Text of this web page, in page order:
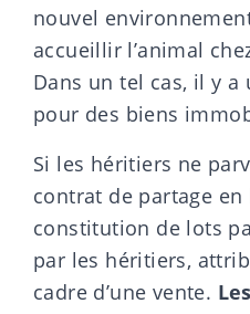
nouvel
accueillir l’animal
Dans un tel cas, il y
pour des biens
Si les héritiers ne
contrat de partage en
constitution de lots
par les héritiers,
cadre d’une vente.